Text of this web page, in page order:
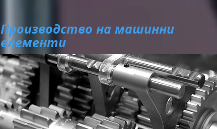
Производство на машинни
елементи